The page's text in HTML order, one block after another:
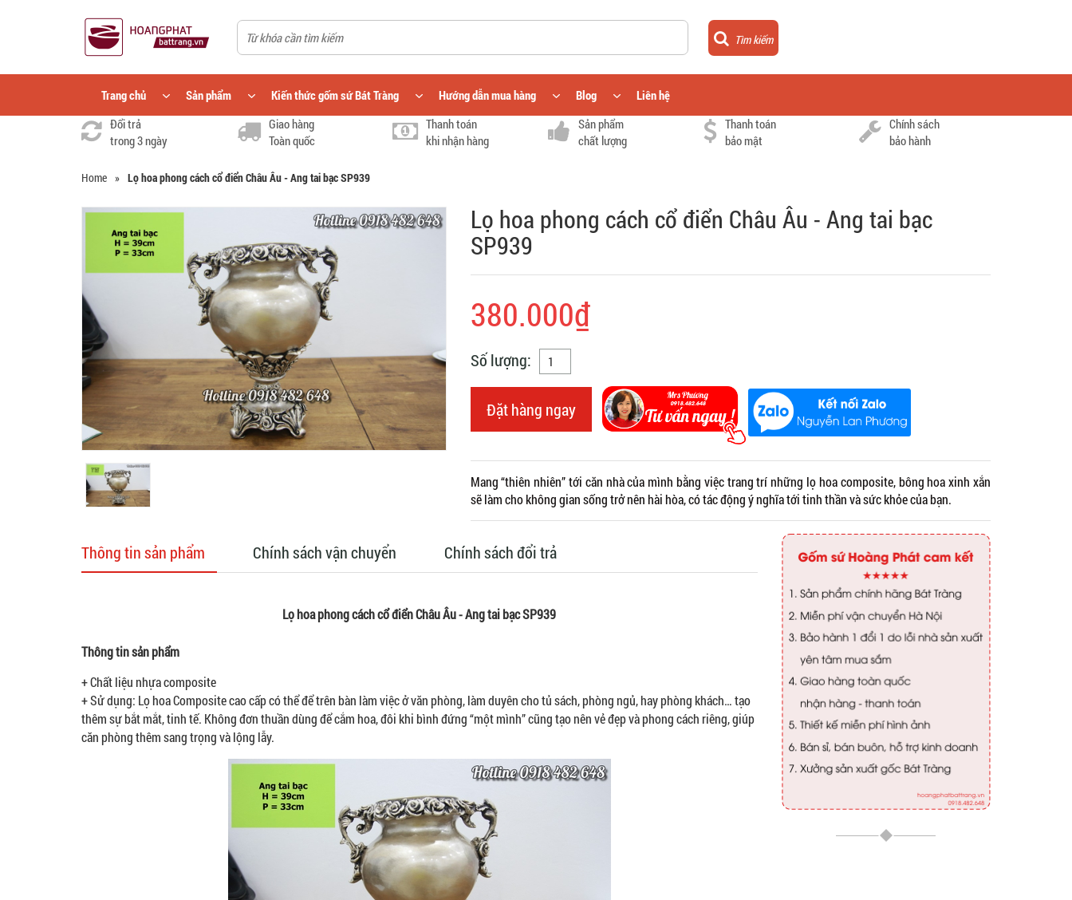
Tìm kiếm
Trang chủ Sản phẩm Kiến thức gốm sứ Bát Tràng Hướng dẫn mua hàng Blog
Liên hệ
Đổi trả
trong 3 ngày
Giao hàng
Toàn quốc
Thanh toán
khi nhận hàng
Sản phẩm
chất lượng
Thanh toán
bảo mật
Chính sách
bảo hành
Home » Lọ hoa phong cách cổ điển Châu Âu - Ang tai bạc SP939
Lọ hoa phong cách cổ điển Châu Âu - Ang tai bạc
SP939
380.000₫
Số lượng:
Đặt hàng ngay
Mang “thiên nhiên” tới căn nhà của mình bằng việc trang trí những lọ hoa composite, bông hoa xinh xắn
sẽ làm cho không gian sống trở nên hài hòa, có tác động ý nghĩa tới tinh thần và sức khỏe của bạn.
Thông tin sản phẩm Chính sách vận chuyển Chính sách đổi trả
Lọ hoa phong cách cổ điển Châu Âu - Ang tai bạc SP939
Thông tin sản phẩm
+ Chất liệu nhựa composite
+ Sử dụng: Lọ hoa Composite cao cấp có thể để trên bàn làm việc ở văn phòng, làm duyên cho tủ sách, phòng ngủ, hay phòng khách… tạo
thêm sự bắt mắt, tinh tế. Không đơn thuần dùng để cắm hoa, đôi khi bình đứng “một mình” cũng tạo nên vẻ đẹp và phong cách riêng, giúp
căn phòng thêm sang trọng và lộng lẫy.